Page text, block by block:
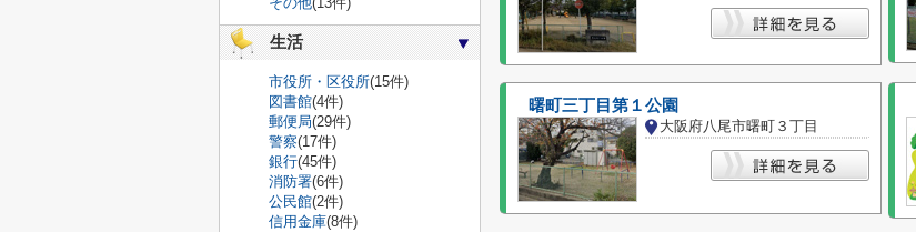
曙町三丁目第１公園
大阪府八尾市曙町３丁目
生活
市役所・区役所(15件)
図書館(4件)
郵便局(29件)
警察(17件)
銀行(45件)
消防署(6件)
公民館(2件)
信用金庫(8件)